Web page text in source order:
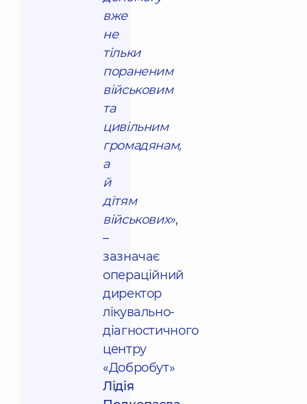
вже
не
тільки
пораненим
військовим
та
цивільним
громадянам,
а
й
дітям
військових»,
–
зазначає
операційний
директор
лікувально-
діагностичного
центру
«Добробут»
Лідія